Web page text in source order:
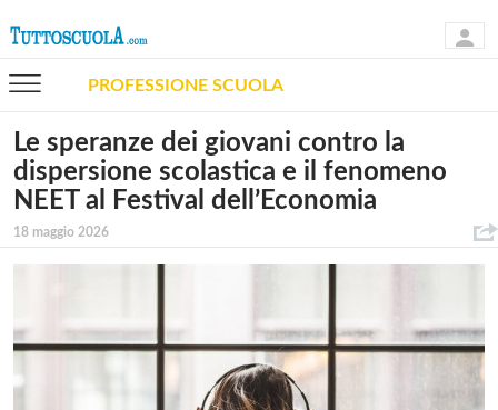
PROFESSIONE SCUOLA
Le speranze dei giovani contro la
dispersione scolastica e il fenomeno
NEET al Festival dell’Economia
18 maggio 2026